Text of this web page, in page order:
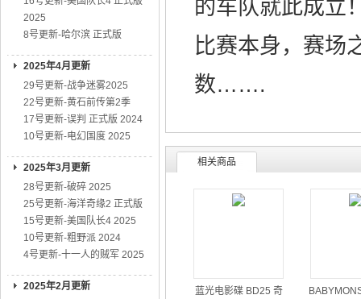
2025
8号更新-哈尔滨 正式版
2025年4月更新
29号更新-战争迷雾2025
22号更新-黄石前传第2季
17号更新-误判 正式版 2024
10号更新-电幻国度 2025
2025年3月更新
28号更新-破碎 2025
25号更新-海洋奇缘2 正式版
15号更新-美国队长4 2025
10号更新-粗野派 2024
4号更新-十一人的贼军 2025
2025年2月更新
的车队就此成立
比赛本身，赛场
数…….
相关商品
蓝光电影碟 BD25 奇